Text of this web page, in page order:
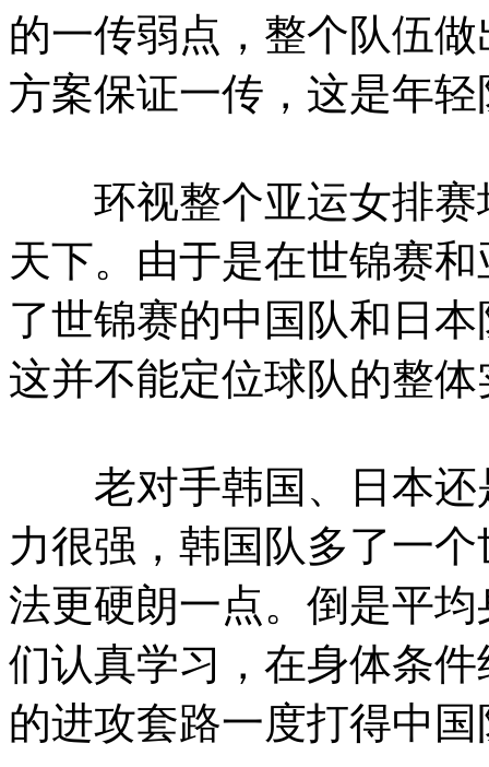
的一传弱点，整个队伍
方案保证一传，这是年
环视整个亚运女排赛
天下。由于是在世锦赛
了世锦赛的中国队和日
这并不能定位球队的整体
老对手韩国、日本还
力很强，韩国队多了一
法更硬朗一点。倒是平
们认真学习，在身体条
的进攻套路一度打得中